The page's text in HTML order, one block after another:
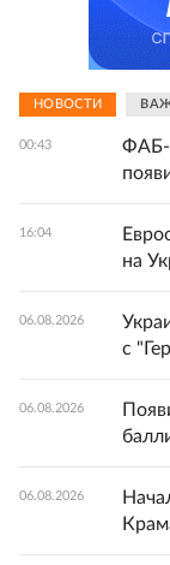
НОВОСТИ
00:43
ФАБ-
16:04
на
06.08.2026
с
06.08.2026
06.08.2026